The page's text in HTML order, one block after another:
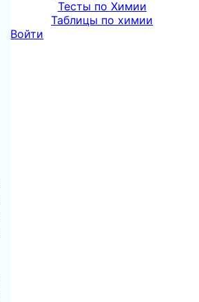
Тесты по Химии
Таблицы по химии
Войти